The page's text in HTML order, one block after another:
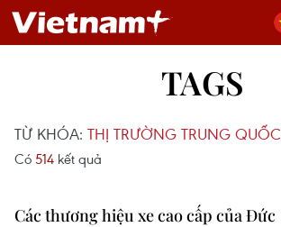
TAGS
TỪ KHÓA: THỊ TRƯỜNG TRUNG QUỐC
Có 514 kết quả
Các thương hiệu xe cao cấp của Đức